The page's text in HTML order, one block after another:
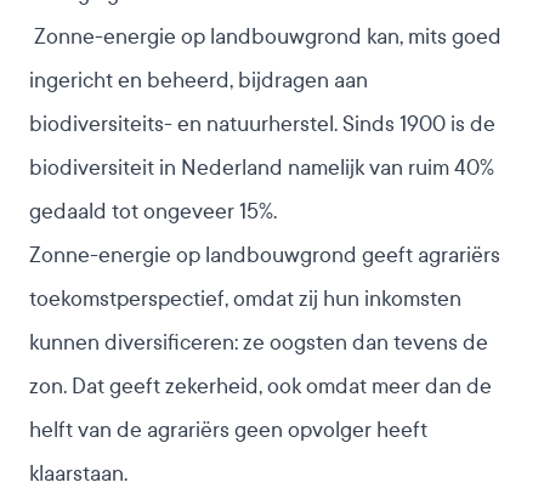
Zonne-energie op landbouwgrond kan, mits goed
ingericht en beheerd, bijdragen aan
biodiversiteits- en natuurherstel.Sinds 1900 is de
biodiversiteit in Nederland namelijk van ruim 40%
gedaald tot ongeveer 15%.
Zonne-energie op landbouwgrond geeft agrariërs
toekomstperspectief, omdat zij hun inkomsten
kunnen diversificeren: ze oogsten dan tevens de
zon. Dat geeft zekerheid, ookomdat meer dan de
helft van de agrariërs geen opvolger heeft
klaarstaan.